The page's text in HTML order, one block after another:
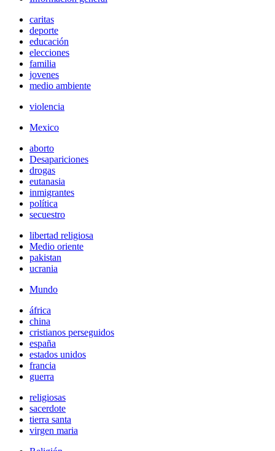
caritas
deporte
educación
elecciones
familia
jovenes
medio ambiente
violencia
Mexico
aborto
Desapariciones
drogas
eutanasia
inmigrantes
política
secuestro
libertad religiosa
Medio oriente
pakistan
ucrania
Mundo
áfrica
china
cristianos perseguidos
españa
estados unidos
francia
guerra
religiosas
sacerdote
tierra santa
virgen maria